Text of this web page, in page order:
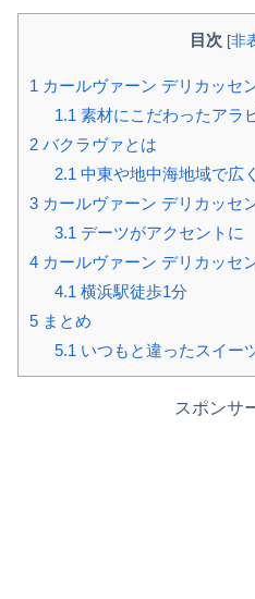
目次 [非
1 カールヴァーン デリカッセ
1.1 素材にこだわったアラ
2 バクラヴァとは
2.1 中東や地中海地域で広
3 カールヴァーン デリカッセ
3.1 デーツがアクセントに
4 カールヴァーン デリカッセ
4.1 横浜駅徒歩1分
5 まとめ
5.1 いつもと違ったスイー
スポンサ